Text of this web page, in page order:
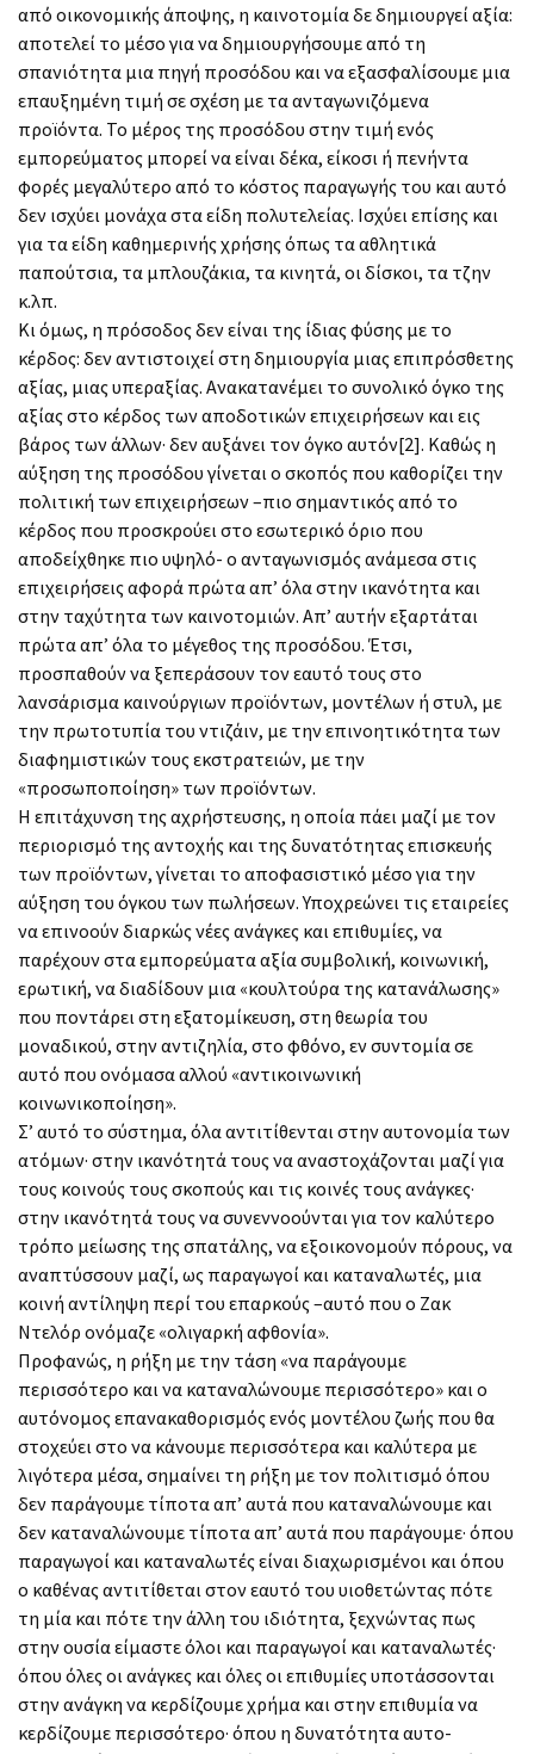
από οικονομικής άποψης, η καινοτομία δε δημιουργεί αξία:
αποτελεί το μέσο για να δημιουργήσουμε από τη
σπανιότητα μια πηγή προσόδου και να εξασφαλίσουμε μια
επαυξημένη τιμή σε σχέση με τα ανταγωνιζόμενα
προϊόντα. Το μέρος της προσόδου στην τιμή ενός
εμπορεύματος μπορεί να είναι δέκα, είκοσι ή πενήντα
φορές μεγαλύτερο από το κόστος παραγωγής του και αυτό
δεν ισχύει μονάχα στα είδη πολυτελείας. Ισχύει επίσης και
για τα είδη καθημερινής χρήσης όπως τα αθλητικά
παπούτσια, τα μπλουζάκια, τα κινητά, οι δίσκοι, τα τζην
κ.λπ.
Κι όμως, η πρόσοδος δεν είναι της ίδιας φύσης με το
κέρδος: δεν αντιστοιχεί στη δημιουργία μιας επιπρόσθετης
αξίας, μιας υπεραξίας. Ανακατανέμει το συνολικό όγκο της
αξίας στο κέρδος των αποδοτικών επιχειρήσεων και εις
βάρος των άλλων· δεν αυξάνει τον όγκο αυτόν[2]. Καθώς η
αύξηση της προσόδου γίνεται ο σκοπός που καθορίζει την
πολιτική των επιχειρήσεων –πιο σημαντικός από το
κέρδος που προσκρούει στο εσωτερικό όριο που
αποδείχθηκε πιο υψηλό- ο ανταγωνισμός ανάμεσα στις
επιχειρήσεις αφορά πρώτα απ’ όλα στην ικανότητα και
στην ταχύτητα των καινοτομιών. Απ’ αυτήν εξαρτάται
πρώτα απ’ όλα το μέγεθος της προσόδου. Έτσι,
προσπαθούν να ξεπεράσουν τον εαυτό τους στο
λανσάρισμα καινούργιων προϊόντων, μοντέλων ή στυλ, με
την πρωτοτυπία του ντιζάιν, με την επινοητικότητα των
διαφημιστικών τους εκστρατειών, με την
«προσωποποίηση» των προϊόντων.
Η επιτάχυνση της αχρήστευσης, η οποία πάει μαζί με τον
περιορισμό της αντοχής και της δυνατότητας επισκευής
των προϊόντων, γίνεται το αποφασιστικό μέσο για την
αύξηση του όγκου των πωλήσεων. Υποχρεώνει τις εταιρείες
να επινοούν διαρκώς νέες ανάγκες και επιθυμίες, να
παρέχουν στα εμπορεύματα αξία συμβολική, κοινωνική,
ερωτική, να διαδίδουν μια «κουλτούρα της κατανάλωσης»
που ποντάρει στη εξατομίκευση, στη θεωρία του
μοναδικού, στην αντιζηλία, στο φθόνο, εν συντομία σε
αυτό που ονόμασα αλλού «αντικοινωνική
κοινωνικοποίηση».
Σ’ αυτό το σύστημα, όλα αντιτίθενται στην αυτονομία των
ατόμων· στην ικανότητά τους να αναστοχάζονται μαζί για
τους κοινούς τους σκοπούς και τις κοινές τους ανάγκες·
στην ικανότητά τους να συνεννοούνται για τον καλύτερο
τρόπο μείωσης της σπατάλης, να εξοικονομούν πόρους, να
αναπτύσσουν μαζί, ως παραγωγοί και καταναλωτές, μια
κοινή αντίληψη περί του επαρκούς –αυτό που ο Ζακ
Ντελόρ ονόμαζε «ολιγαρκή αφθονία».
Προφανώς, η ρήξη με την τάση «να παράγουμε
περισσότερο και να καταναλώνουμε περισσότερο» και ο
αυτόνομος επανακαθορισμός ενός μοντέλου ζωής που θα
στοχεύει στο να κάνουμε περισσότερα και καλύτερα με
λιγότερα μέσα, σημαίνει τη ρήξη με τον πολιτισμό όπου
δεν παράγουμε τίποτα απ’ αυτά που καταναλώνουμε και
δεν καταναλώνουμε τίποτα απ’ αυτά που παράγουμε· όπου
παραγωγοί και καταναλωτές είναι διαχωρισμένοι και όπου
ο καθένας αντιτίθεται στον εαυτό του υιοθετώντας πότε
τη μία και πότε την άλλη του ιδιότητα, ξεχνώντας πως
στην ουσία είμαστε όλοι και παραγωγοί και καταναλωτές·
όπου όλες οι ανάγκες και όλες οι επιθυμίες υποτάσσονται
στην ανάγκη να κερδίζουμε χρήμα και στην επιθυμία να
κερδίζουμε περισσότερο· όπου η δυνατότητα αυτο-